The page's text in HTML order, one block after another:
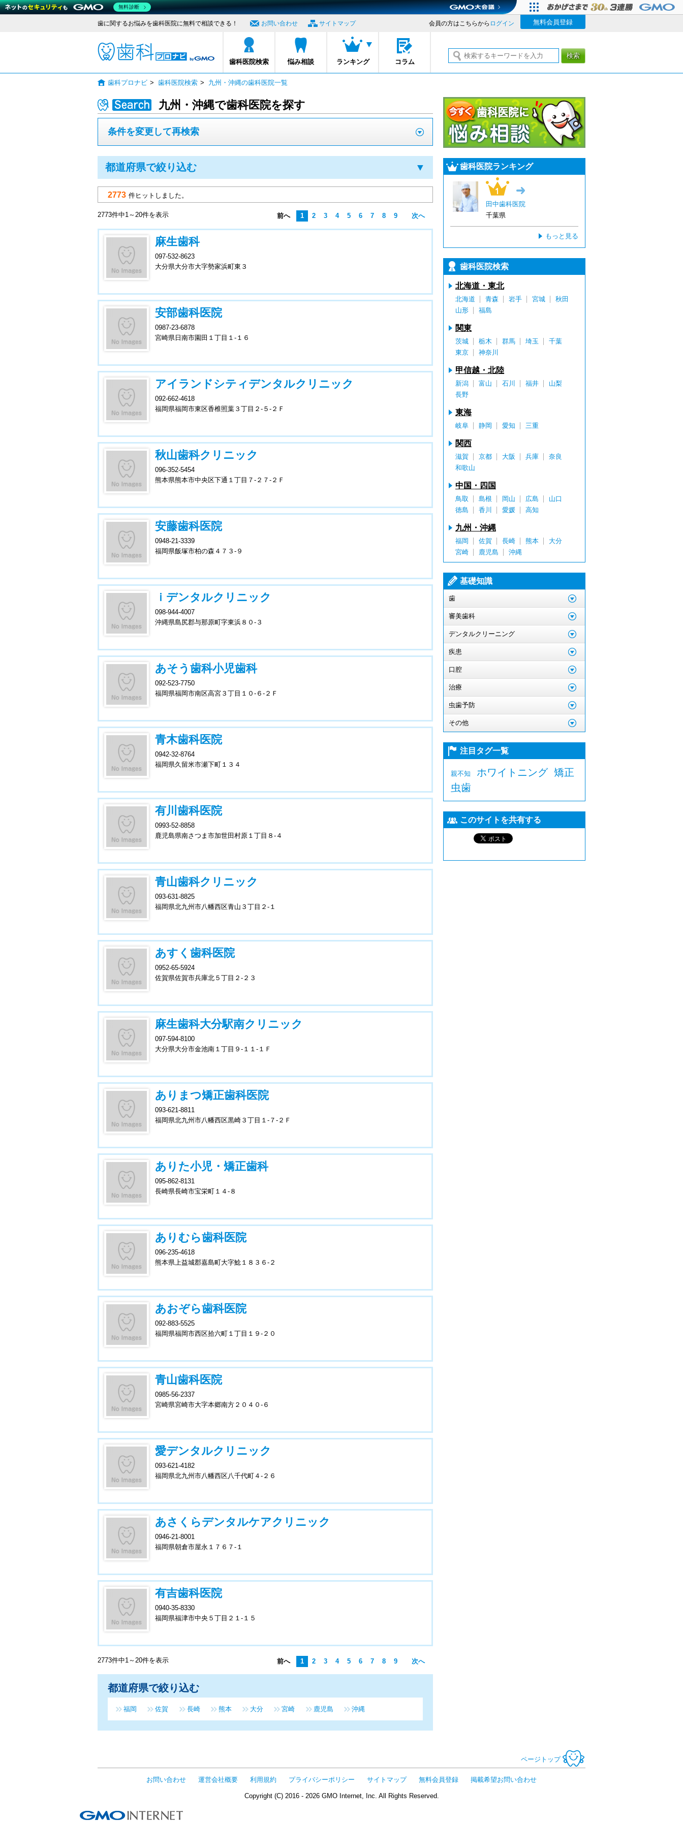
歯に関するお悩みを歯科医院に無料で相談できる！
歯科プロナビ
歯科医院検索 悩み相談 ランキング コラム
お問い合わせ サイトマップ 会員の方はこちらから ログイン 無料会員登録
検索
歯科プロナビ > 歯科医院検索 > 九州・沖縄の歯科医院一覧
九州・沖縄で歯科医院を探す
条件を変更して再検索
都道府県で絞り込む ▼
2773 件ヒットしました。
2773件中1～20件を表示 前へ 1 2 3 4 5 6 7 8 9 次へ
麻生歯科
097-532-8623
大分県大分市大字勢家浜町東３
安部歯科医院
0987-23-6878
宮崎県日南市園田１丁目１-１６
アイランドシティデンタルクリニック
092-662-4618
福岡県福岡市東区香椎照葉３丁目２-５-２Ｆ
秋山歯科クリニック
096-352-5454
熊本県熊本市中央区下通１丁目７-２７-２Ｆ
安藤歯科医院
0948-21-3339
福岡県飯塚市柏の森４７３-９
ｉデンタルクリニック
098-944-4007
沖縄県島尻郡与那原町字東浜８０-３
あそう歯科小児歯科
092-523-7750
福岡県福岡市南区高宮３丁目１０-６-２Ｆ
青木歯科医院
0942-32-8764
福岡県久留米市瀬下町１３４
有川歯科医院
0993-52-8858
鹿児島県南さつま市加世田村原１丁目８-４
青山歯科クリニック
093-631-8825
福岡県北九州市八幡西区青山３丁目２-１
あすく歯科医院
0952-65-5924
佐賀県佐賀市兵庫北５丁目２-２３
麻生歯科大分駅南クリニック
097-594-8100
大分県大分市金池南１丁目９-１１-１Ｆ
ありまつ矯正歯科医院
093-621-8811
福岡県北九州市八幡西区黒崎３丁目１-７-２Ｆ
ありた小児・矯正歯科
095-862-8131
長崎県長崎市宝栄町１４-８
ありむら歯科医院
096-235-4618
熊本県上益城郡嘉島町大字鯰１８３６-２
あおぞら歯科医院
092-883-5525
福岡県福岡市西区拾六町１丁目１９-２０
青山歯科医院
0985-56-2337
宮崎県宮崎市大字本郷南方２０４０-６
愛デンタルクリニック
093-621-4182
福岡県北九州市八幡西区八千代町４-２６
あさくらデンタルケアクリニック
0946-21-8001
福岡県朝倉市屋永１７６７-１
有吉歯科医院
0940-35-8330
福岡県福津市中央５丁目２１-１５
2773件中1～20件を表示 前へ 1 2 3 4 5 6 7 8 9 次へ
都道府県で絞り込む
福岡 佐賀 長崎 熊本 大分 宮崎 鹿児島 沖縄
歯科医院ランキング
田中歯科医院
千葉県
もっと見る
歯科医院検索
北海道・東北
北海道 青森 岩手 宮城
秋田
山形
福島
関東
茨城 栃木 群馬 埼玉
千葉
東京
神奈川
甲信越・北陸
新潟 富山 石川 福井
山梨
長野
東海
岐阜 静岡 愛知 三重
関西
滋賀 京都 大阪 兵庫
奈良
和歌山
中国・四国
鳥取 島根 岡山 広島
山口
徳島
香川 愛媛 高知
九州・沖縄
福岡 佐賀 長崎 熊本
大分
宮崎
鹿児島 沖縄
基礎知識
歯
審美歯科
デンタルクリーニング
疾患
口腔
治療
虫歯予防
その他
注目タグ一覧
親不知 ホワイトニング 矯正
虫歯
このサイトを共有する
ページトップ
お問い合わせ 運営会社概要 利用規約 プライバシーポリシー サイトマップ 無料会員登録 掲載希望お問い合わせ
Copyright (C) 2016 - 2026 GMO Internet, Inc. All Rights Reserved.
無料診断